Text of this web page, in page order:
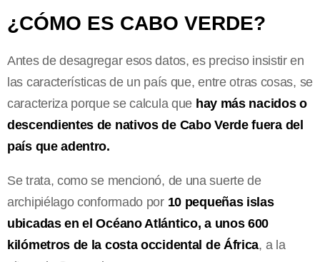
¿CÓMO ES CABO VERDE?
Antes de desagregar esos datos, es preciso insistir en
las características de un país que, entre otras cosas, se
caracteriza porque se calcula que hay más nacidos o
descendientes de nativos de Cabo Verde fuera del
país que adentro.
Se trata, como se mencionó, de una suerte de
archipiélago conformado por 10 pequeñas islas
ubicadas en el Océano Atlántico, a unos 600
kilómetros de la costa occidental de África, a la